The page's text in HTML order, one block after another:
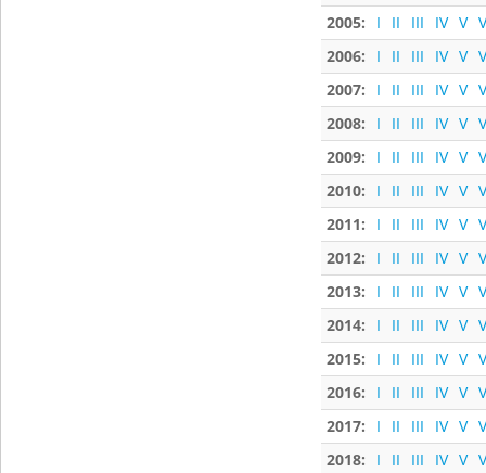
2005:
I II III IV V
2006:
I II III IV V
2007:
I II III IV V
2008:
I II III IV V
2009:
I II III IV V
2010:
I II III IV V
2011:
I II III IV V
2012:
I II III IV V
2013:
I II III IV V
2014:
I II III IV V
2015:
I II III IV V
2016:
I II III IV V
2017:
I II III IV V
2018:
I II III IV V